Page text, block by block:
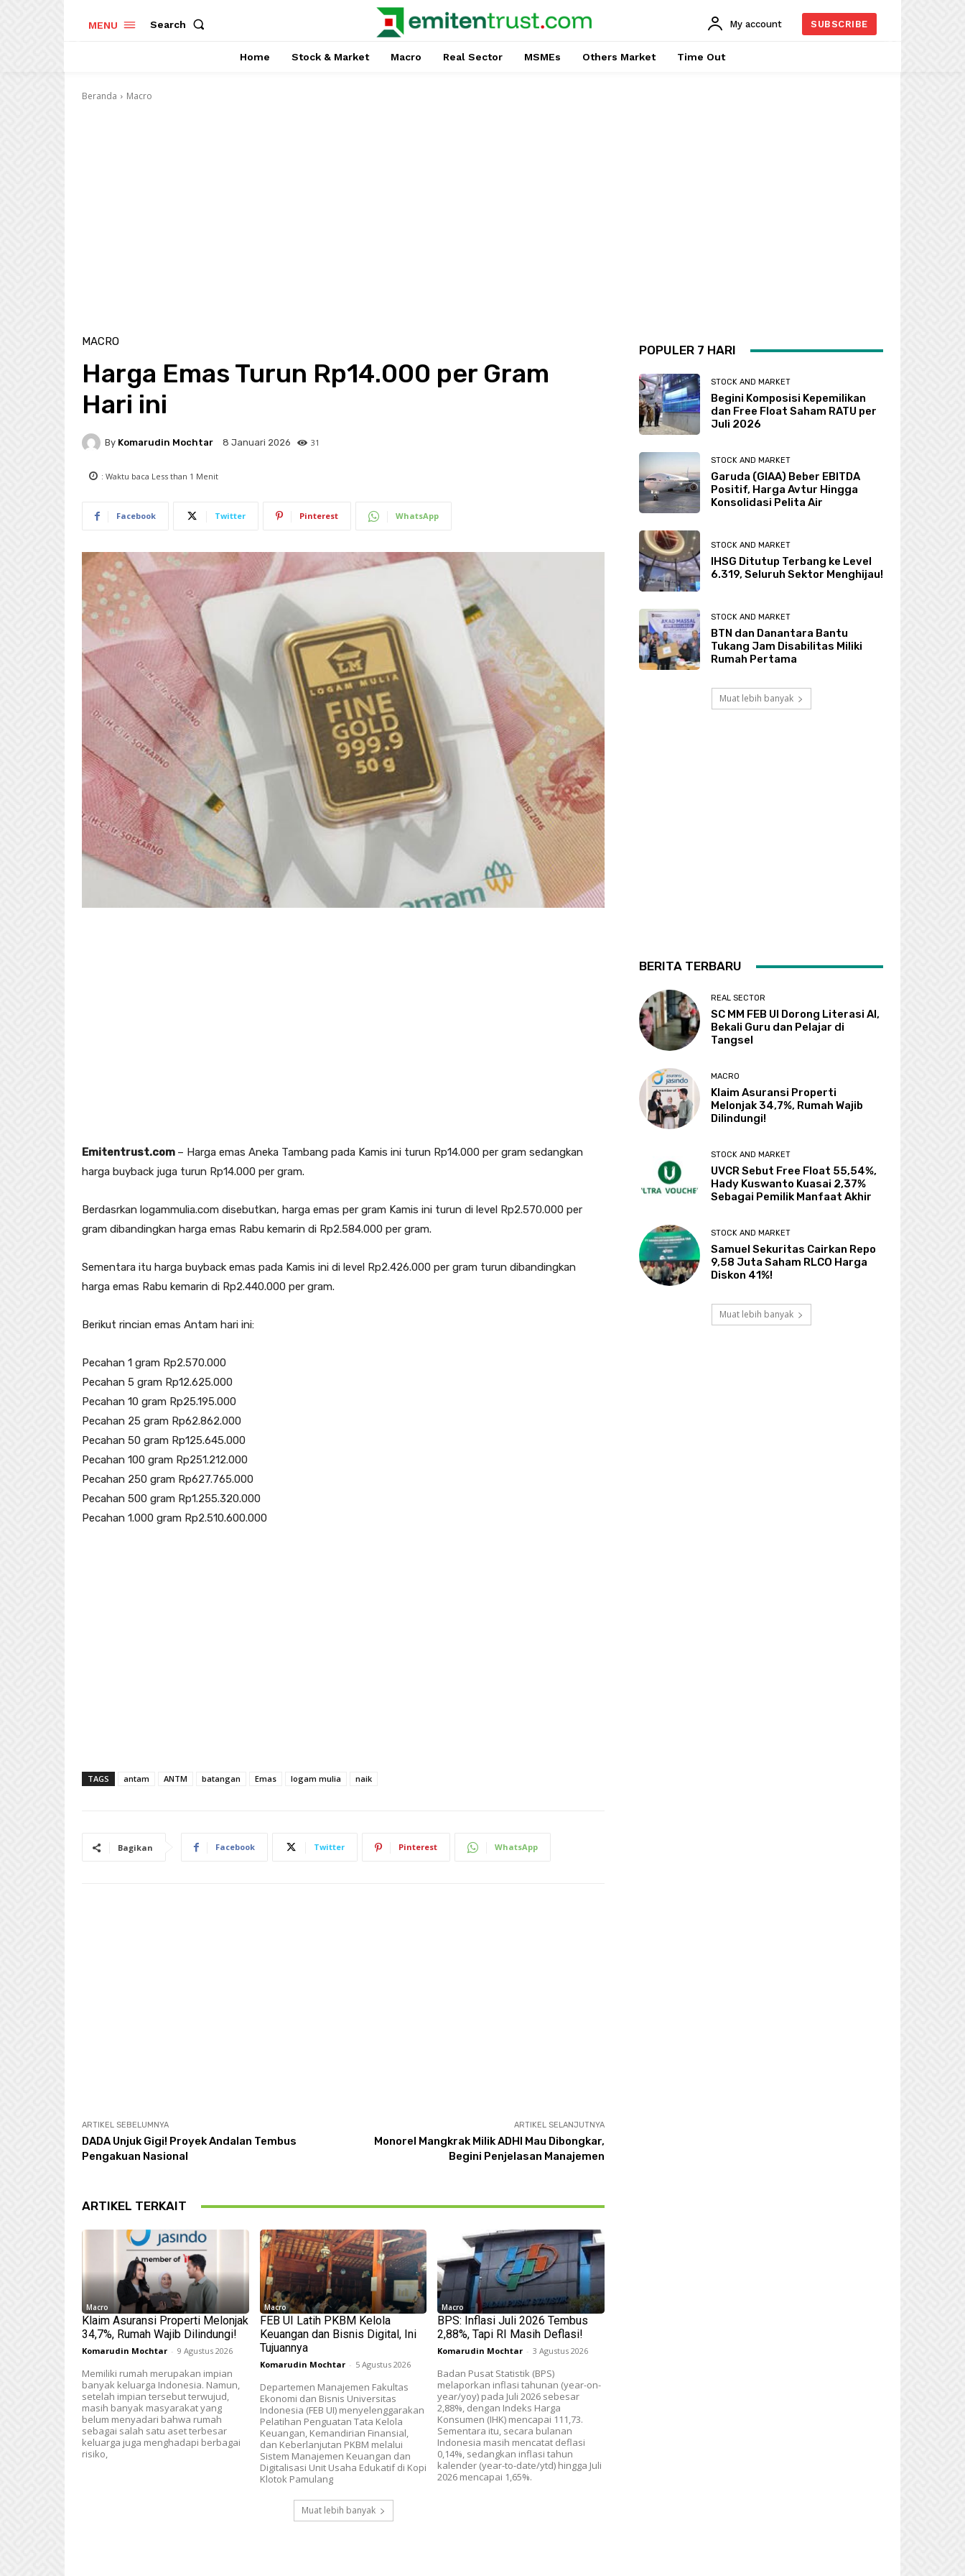
MENU Search My account SUBSCRIBE
Home Stock & Market Macro Real Sector MSMEs Others Market Time Out
Beranda Macro
MACRO
Harga Emas Turun Rp14.000 per Gram
Hari ini
By Komarudin Mochtar 8 Januari 2026 31
: Waktu baca Less than 1 Menit
Facebook Twitter Pinterest WhatsApp
Emitentrust.com – Harga emas Aneka Tambang pada Kamis ini turun Rp14.000 per gram sedangkan
harga buyback juga turun Rp14.000 per gram.
Berdasrkan logammulia.com disebutkan, harga emas per gram Kamis ini turun di level Rp2.570.000 per
gram dibandingkan harga emas Rabu kemarin di Rp2.584.000 per gram.
Sementara itu harga buyback emas pada Kamis ini di level Rp2.426.000 per gram turun dibandingkan
harga emas Rabu kemarin di Rp2.440.000 per gram.
Berikut rincian emas Antam hari ini:
Pecahan 1 gram Rp2.570.000
Pecahan 5 gram Rp12.625.000
Pecahan 10 gram Rp25.195.000
Pecahan 25 gram Rp62.862.000
Pecahan 50 gram Rp125.645.000
Pecahan 100 gram Rp251.212.000
Pecahan 250 gram Rp627.765.000
Pecahan 500 gram Rp1.255.320.000
Pecahan 1.000 gram Rp2.510.600.000
TAGS antam ANTM batangan Emas logam mulia naik
Bagikan Facebook Twitter Pinterest WhatsApp
ARTIKEL SEBELUMNYA
DADA Unjuk Gigi! Proyek Andalan Tembus
Pengakuan Nasional
ARTIKEL SELANJUTNYA
Monorel Mangkrak Milik ADHI Mau Dibongkar,
Begini Penjelasan Manajemen
ARTIKEL TERKAIT
Macro
Klaim Asuransi Properti Melonjak
34,7%, Rumah Wajib Dilindungi!
Komarudin Mochtar - 9 Agustus 2026
Memiliki rumah merupakan impian
banyak keluarga Indonesia. Namun,
setelah impian tersebut terwujud,
masih banyak masyarakat yang
belum menyadari bahwa rumah
sebagai salah satu aset terbesar
keluarga juga menghadapi berbagai
risiko,
Macro
FEB UI Latih PKBM Kelola
Keuangan dan Bisnis Digital, Ini
Tujuannya
Komarudin Mochtar - 5 Agustus 2026
Departemen Manajemen Fakultas
Ekonomi dan Bisnis Universitas
Indonesia (FEB UI) menyelenggarakan
Pelatihan Penguatan Tata Kelola
Keuangan, Kemandirian Finansial,
dan Keberlanjutan PKBM melalui
Sistem Manajemen Keuangan dan
Digitalisasi Unit Usaha Edukatif di Kopi
Klotok Pamulang
Macro
BPS: Inflasi Juli 2026 Tembus
2,88%, Tapi RI Masih Deflasi!
Komarudin Mochtar - 3 Agustus 2026
Badan Pusat Statistik (BPS)
melaporkan inflasi tahunan (year-on-
year/yoy) pada Juli 2026 sebesar
2,88%, dengan Indeks Harga
Konsumen (IHK) mencapai 111,73.
Sementara itu, secara bulanan
Indonesia masih mencatat deflasi
0,14%, sedangkan inflasi tahun
kalender (year-to-date/ytd) hingga Juli
2026 mencapai 1,65%.
Muat lebih banyak
POPULER 7 HARI
STOCK AND MARKET
Begini Komposisi Kepemilikan
dan Free Float Saham RATU per
Juli 2026
STOCK AND MARKET
Garuda (GIAA) Beber EBITDA
Positif, Harga Avtur Hingga
Konsolidasi Pelita Air
STOCK AND MARKET
IHSG Ditutup Terbang ke Level
6.319, Seluruh Sektor Menghijau!
STOCK AND MARKET
BTN dan Danantara Bantu
Tukang Jam Disabilitas Miliki
Rumah Pertama
Muat lebih banyak
BERITA TERBARU
REAL SECTOR
SC MM FEB UI Dorong Literasi AI,
Bekali Guru dan Pelajar di
Tangsel
MACRO
Klaim Asuransi Properti
Melonjak 34,7%, Rumah Wajib
Dilindungi!
STOCK AND MARKET
UVCR Sebut Free Float 55,54%,
Hady Kuswanto Kuasai 2,37%
Sebagai Pemilik Manfaat Akhir
STOCK AND MARKET
Samuel Sekuritas Cairkan Repo
9,58 Juta Saham RLCO Harga
Diskon 41%!
Muat lebih banyak